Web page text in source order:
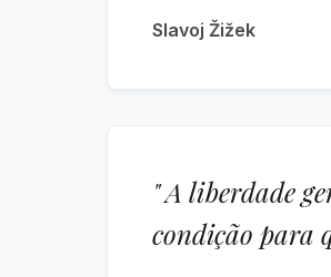
Slavoj Žižek
" A liberdade
condição para